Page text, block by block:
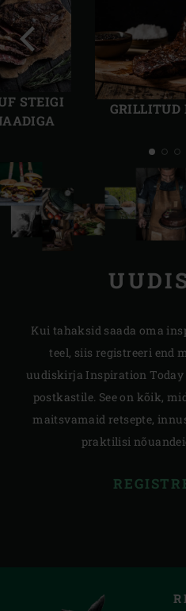
STEIGI
GRILLITUD
Eelmine
slaid
Kui tahaksid saada oma
teel, siis registreeri end
uudiskirja Inspiration
postkastile. See on kõik,
maitsvamaid retsepte,
praktilisi